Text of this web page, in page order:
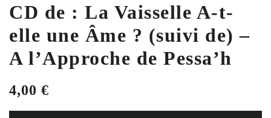
CD de : La Vaisselle A-t-
elle une Âme ? (suivi de) –
A l’Approche de Pessa’h
4,00 €